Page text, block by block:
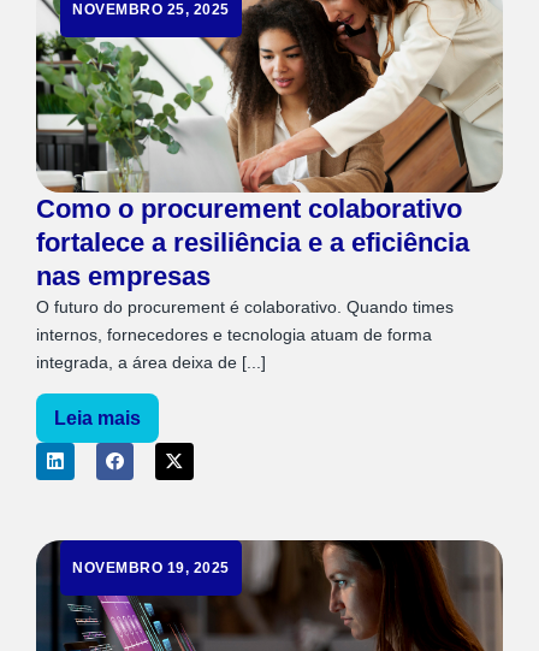
NOVEMBRO 25, 2025
Como o procurement colaborativo
fortalece a resiliência e a eficiência
nas empresas
O futuro do procurement é colaborativo. Quando times
internos, fornecedores e tecnologia atuam de forma
integrada, a área deixa de [...]
Leia mais
NOVEMBRO 19, 2025